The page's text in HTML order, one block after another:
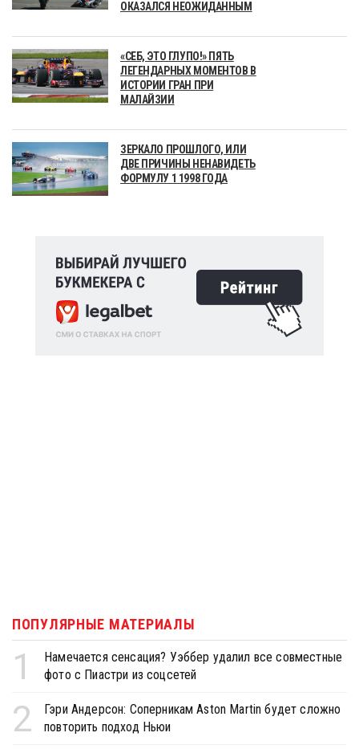
ОКАЗАЛСЯ НЕОЖИДАННЫМ
«СЕБ, ЭТО ГЛУПО!» ПЯТЬ
ЛЕГЕНДАРНЫХ МОМЕНТОВ В
ИСТОРИИ ГРАН ПРИ
МАЛАЙЗИИ
ЗЕРКАЛО ПРОШЛОГО, ИЛИ
ДВЕ ПРИЧИНЫ НЕНАВИДЕТЬ
ФОРМУЛУ 1 1998 ГОДА
ПОПУЛЯРНЫЕ МАТЕРИАЛЫ
1
Намечается сенсация? Уэббер удалил все совместные
фото с Пиастри из соцсетей
2
Гэри Андерсон: Соперникам Aston Martin будет сложно
повторить подход Ньюи